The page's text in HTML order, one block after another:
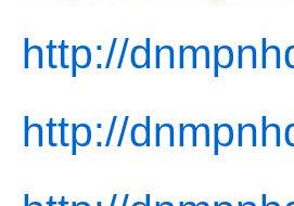
http://
http://